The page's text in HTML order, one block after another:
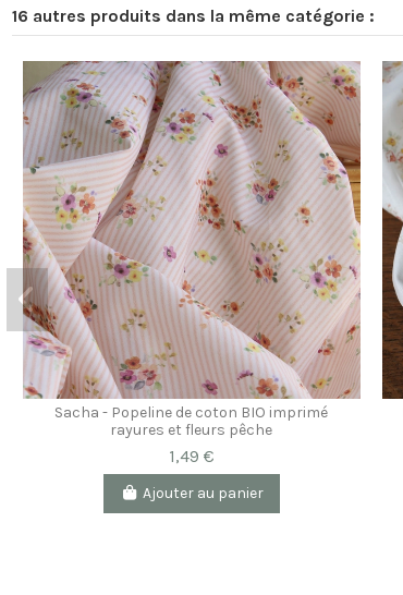
16 autres produits dans la même catégorie :
Sacha - Popeline de coton BIO imprimé
rayures et fleurs pêche
1,49 €
Ajouter au panier